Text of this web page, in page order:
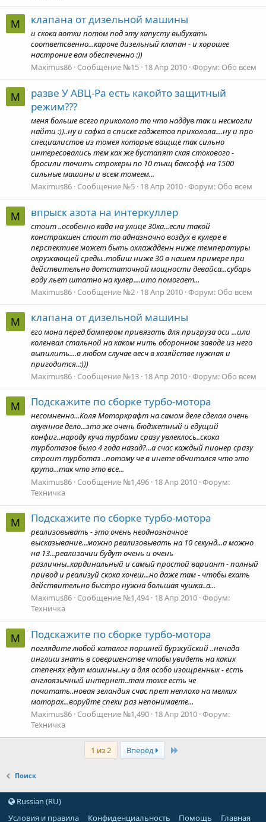
M клапана от дизельной машины
и скока вотки потом под эту капусту выбухать
соответсвенно...кароче дизельный клапан - и хорошее
настроние вам обеспеченно :))
Maximus86 Сообщение №15 18 Апр 2010 Форум: Обо всем
M
разве У АВЦ-Ра есть какойто защитный
режим???
меня больше всего прикололо то что наддув так и несмогли
найти :))..ну и сафка в списке гаджетов приколола....ну и про
специалистов из томея которые ващще так сильно
интересовались тем как же бустапят ская стокового -
бросили точить строкеры по 10 тыщ баксофф на 1500
сильные машины и всем томеем...
Maximus86 Сообщение №5 18 Апр 2010 Форум: Обо всем
M впрыск азота на интеркуллер
стоит ..особенно када на улице 30ка...если такой
констракшен стоит то адназначно воздух в кулере в
перспективе может быть охлаждденн ниже температуры
окружающей среды..тобиш ниже 30 в нашем примере при
действительно дотстаточной мощности девайса...субарь
воду льет штатно на кулер....ито помогает...
Maximus86 Сообщение №2 18 Апр 2010 Форум: Обо всем
M клапана от дизельной машины
его мона перед бампером привязать для пригруза оси ...или
коленвал стальной на каком нить оборонном заводе из него
выпилить....в любом случае весч в хозяйстве нужная и
пригодится..:)))
Maximus86 Сообщение №13 18 Апр 2010 Форум: Обо всем
M Подскажите по сборке турбо-мотора
несомненно...Коля Моторкрафт на самом деле сделал очень
акуенное дело...это же очень бюджетный и едущий
конфиг..народу куча турбами сразу увлеклось..скока
турботазов было 4 года назад?...а счас каждый пионер сразу
строит турботаз ..потому че в инете обчитался что это
круто...так что это все...
Maximus86 Сообщение №1,496 18 Апр 2010 Форум:
Техничка
M Подскажите по сборке турбо-мотора
реализовывать - это очень неоднозначное
высказывание...можно реализовывать на 10 секунд...а можно
на 13...реализачии будут очень и очень
различны..кардинальный и самый простой вариант - полный
привод и реализуй скока хочеш...но даже там - чтобы ехать
действительно быстро нужна большая чушка..а...
Maximus86 Сообщение №1,494 18 Апр 2010 Форум:
Техничка
M Подскажите по сборке турбо-мотора
поглядите любой каталог поршней буржуйский ..ненада
инглиш знать в совершенстве чтобы увидеть на каких
степенях едут машины..ну а для особо изощренных - есть
англоязычный интернет..там тоже есть че
почитать..новая зеландия счас прет неплохо на мелких
моторах...воруйте спеки раз непонимаете...
Maximus86 Сообщение №1,490 18 Апр 2010 Форум:
Техничка
1 из 2 Вперёд Last
Поиск
Russian (RU)
Условия и правила
Конфиденциальность Помощь Главная